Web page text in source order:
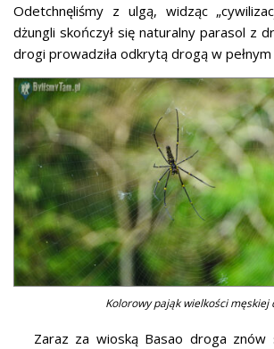
Odetchnęliśmy z ulgą, widząc
dżungli skończył się naturalny parasol z
drogi prowadziła odkrytą drogą w pełnym
Kolorowy pająk wielkości męskiej
Zaraz za wioską Basao droga znów